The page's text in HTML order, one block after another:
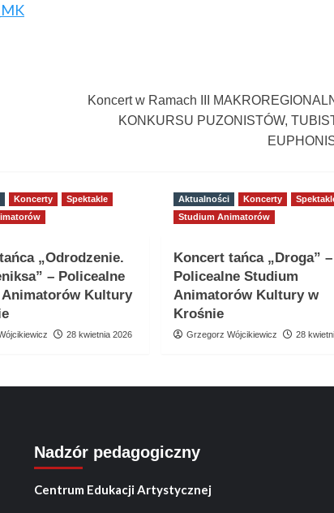
Koncert w Ramach III
KONKURSU PUZONISTÓW,
Koncerty
Spektakle
„Odrodzenie.
– Policealne
Kultury
28 kwietnia 2026
Aktualności Koncerty
Studium Animatorów
Koncert tańca „Droga” –
Policealne Studium
Animatorów Kultury w
Krośnie
Grzegorz Wójcikiewicz 28
Nadzór pedagogiczny
Centrum Edukacji Artystycznej